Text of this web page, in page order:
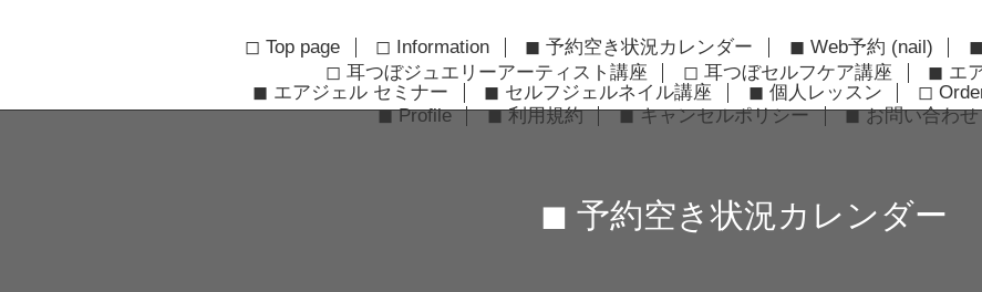
◻︎ Top page ◻︎ Information ◼︎ 予約空き状況カレンダー ◼︎ Web予約 (nail)
◻︎ 耳つぼジュエリーアーティスト講座
◻︎ 耳つぼセルフケア講座
◼︎ エ
◼︎ エアジェル セミナー
◼︎ セルフジェルネイル講座 ◼︎ 個人レッスン ◻︎
◼︎ Profile
◼︎ 利用規約 ◼︎ キャンセルポリシー ◼︎ お問い合わせ
◼︎ 予約空き状況カレンダー